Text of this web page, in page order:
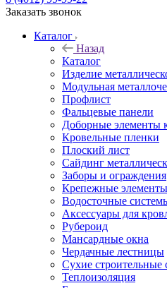
Заказать звонок
Каталог
Назад
Каталог
Изделие
Модульная
Профлист
Фальцевые панели
Доборные элементы
Кровельные пленки
Плоский лист
Сайдинг
Заборы и ограждения
Крепежные элементы
Водосточные
Аксессуары для
Рубероид
Мансардные окна
Чердачные лестницы
Сухие строительные
Теплоизоляция